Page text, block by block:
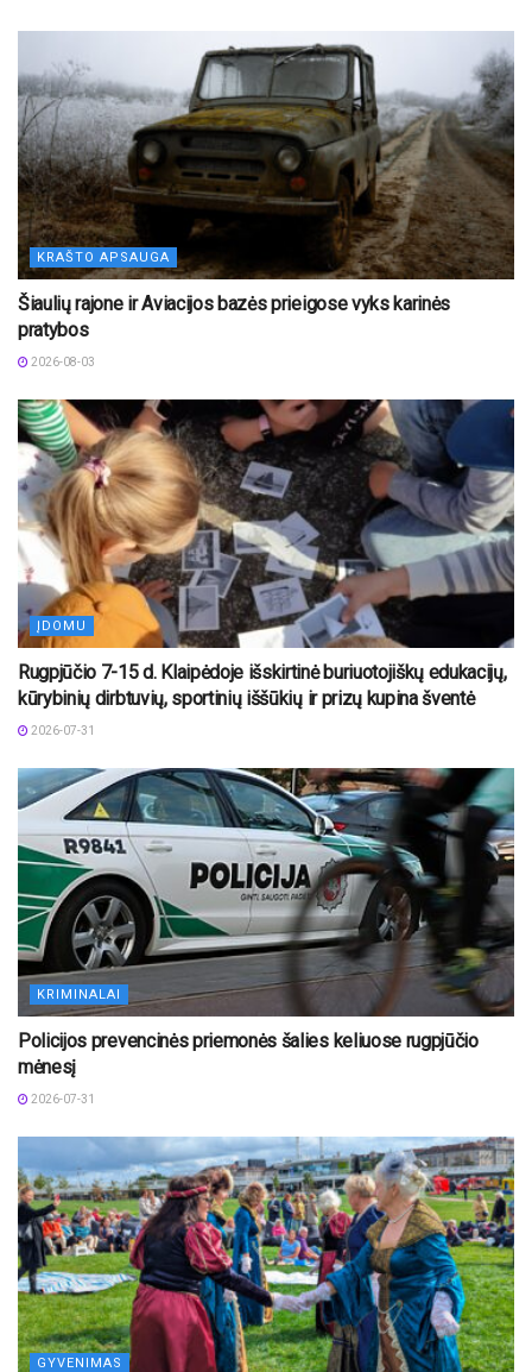
KRAŠTO APSAUGA
Šiaulių rajone ir Aviacijos bazės prieigose vyks karinės
pratybos
2026-08-03
ĮDOMU
Rugpjūčio 7-15 d. Klaipėdoje išskirtinė buriuotojiškų edukacijų,
kūrybinių dirbtuvių, sportinių iššūkių ir prizų kupina šventė
2026-07-31
KRIMINALAI
Policijos prevencinės priemonės šalies keliuose rugpjūčio
mėnesį
2026-07-31
GYVENIMAS